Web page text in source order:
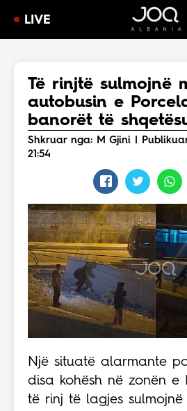
LIVE
Të rinjtë sulmojnë
autobusin e
banorët të
Shkruar nga: M Gjini |
21:54
Një situatë alarmante
disa kohësh në zonën e
të rinj të lagjes sulmojnë